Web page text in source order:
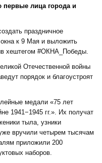
первые лица города и
праздничное
к 9 Мая и выложить
хештегом #ОКНА_Победы.
Отечественной войны
порядок и благоустроят
медали «75 лет
1941−1945 гг.». Их получат
тыла, узники
вручили четырем тысячам
приложили 200
наборов.